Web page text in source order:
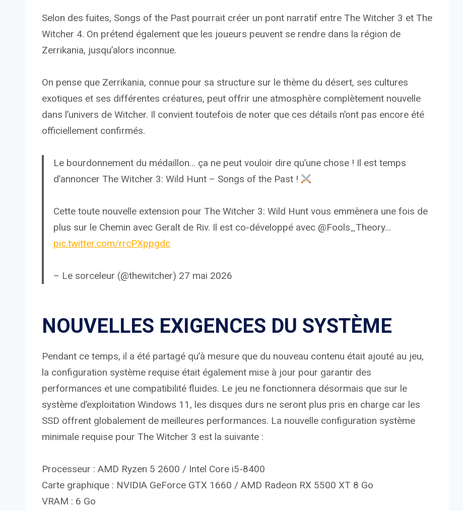
Selon des fuites, Songs of the Past pourrait créer un pont narratif entre The Witcher 3 et The
Witcher 4. On prétend également que les joueurs peuvent se rendre dans la région de
Zerrikania, jusqu’alors inconnue.
On pense que Zerrikania, connue pour sa structure sur le thème du désert, ses cultures
exotiques et ses différentes créatures, peut offrir une atmosphère complètement nouvelle
dans l’univers de Witcher. Il convient toutefois de noter que ces détails n’ont pas encore été
officiellement confirmés.
Le bourdonnement du médaillon… ça ne peut vouloir dire qu’une chose ! Il est temps
d’annoncer The Witcher 3: Wild Hunt – Songs of the Past !
Cette toute nouvelle extension pour The Witcher 3: Wild Hunt vous emmènera une fois de
plus sur le Chemin avec Geralt de Riv. Il est co-développé avec @Fools_Theory…
pic.twitter.com/rrcPXppgdc
– Le sorceleur (@thewitcher) 27 mai 2026
NOUVELLES EXIGENCES DU SYSTÈME
Pendant ce temps, il a été partagé qu’à mesure que du nouveau contenu était ajouté au jeu,
la configuration système requise était également mise à jour pour garantir des
performances et une compatibilité fluides. Le jeu ne fonctionnera désormais que sur le
système d’exploitation Windows 11, les disques durs ne seront plus pris en charge car les
SSD offrent globalement de meilleures performances. La nouvelle configuration système
minimale requise pour The Witcher 3 est la suivante :
Processeur : AMD Ryzen 5 2600 / Intel Core i5-8400
Carte graphique : NVIDIA GeForce GTX 1660 / AMD Radeon RX 5500 XT 8 Go
VRAM : 6 Go